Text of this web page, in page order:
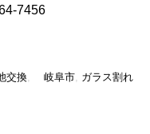
7456
交換 岐阜市 ガラス割れ